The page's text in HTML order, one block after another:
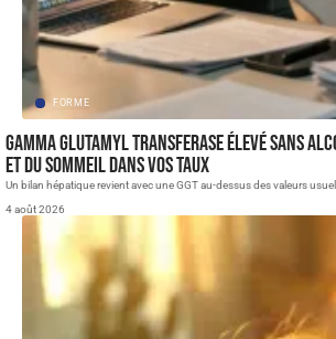
FORME
Gamma glutamyl transferase élevé sans
et du sommeil dans vos taux
Un bilan hépatique revient avec une GGT au-dessus des valeurs
4 août 2026